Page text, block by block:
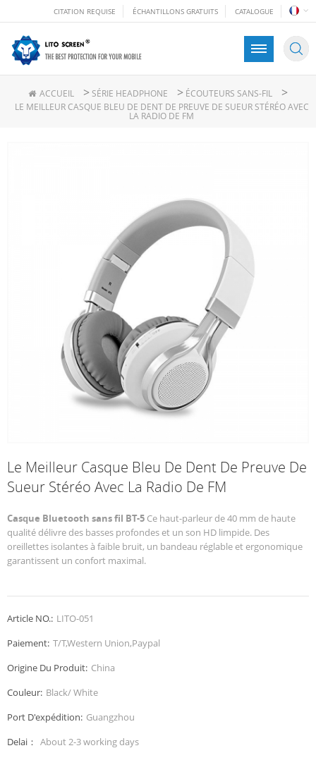
CITATION REQUISE ÉCHANTILLONS GRATUITS CATALOGUE
ACCUEIL > SÉRIE HEADPHONE > ÉCOUTEURS SANS-FIL >
LE MEILLEUR CASQUE BLEU DE DENT DE PREUVE DE SUEUR STÉRÉO AVEC
LA RADIO DE FM
Le Meilleur Casque Bleu De Dent De Preuve De
Sueur Stéréo Avec La Radio De FM
Casque Bluetooth sans fil BT-5 Ce haut-parleur de 40 mm de haute
qualité délivre des basses profondes et un son HD limpide. Des
oreillettes isolantes à faible bruit, un bandeau réglable et ergonomique
garantissent un confort maximal.
Article NO.: LITO-051
Paiement: T/T,Western Union,Paypal
Origine Du Produit: China
Couleur: Black/ White
Port D'expédition: Guangzhou
Delai： About 2-3 working days